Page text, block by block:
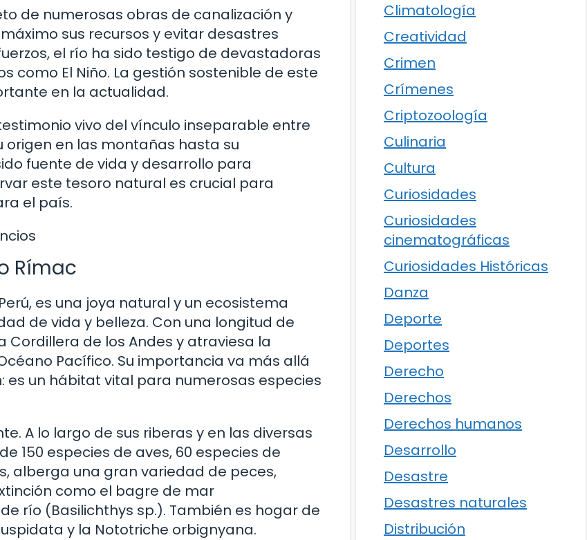
de numerosas obras de canalización y
sus recursos y evitar desastres
el río ha sido testigo de devastadoras
El Niño. La gestión sostenible de este
en la actualidad.
vivo del vínculo inseparable entre
origen en las montañas hasta su
fuente de vida y desarrollo para
este tesoro natural es crucial para
el país.
Rímac
es una joya natural y un ecosistema
de vida y belleza. Con una longitud de
de los Andes y atraviesa la
Pacífico. Su importancia va más allá
un hábitat vital para numerosas especies
A lo largo de sus riberas y en las diversas
150 especies de aves, 60 especies de
alberga una gran variedad de peces,
como el bagre de mar
río (Basilichthys sp.). También es hogar de
y la Nototriche orbignyana.
Climatología
Creatividad
Crimen
Crímenes
Criptozoología
Culinaria
Cultura
Curiosidades
Curiosidades
cinematográficas
Curiosidades Históricas
Danza
Deporte
Deportes
Derecho
Derechos
Derechos humanos
Desarrollo
Desastre
Desastres naturales
Distribución